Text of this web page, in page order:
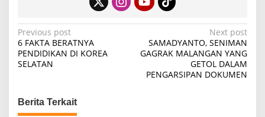
P
o
s
n
Previous post
6 FAKTA BERATNYA
PENDIDIKAN DI KOREA
SELATAN
Next post
SAMADYANTO, SENIMAN
GAGRAK MALANGAN YANG
GETOL DALAM
PENGARSIPAN DOKUMEN
Berita Terkait